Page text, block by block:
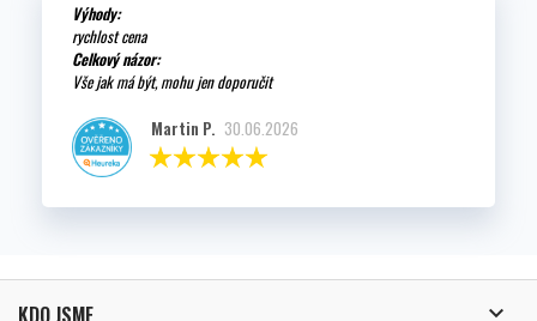
Výhody:
rychlost cena
Celkový názor:
Vše jak má být, mohu jen doporučit
Martin P. 30.06.2026
KDO JSME 